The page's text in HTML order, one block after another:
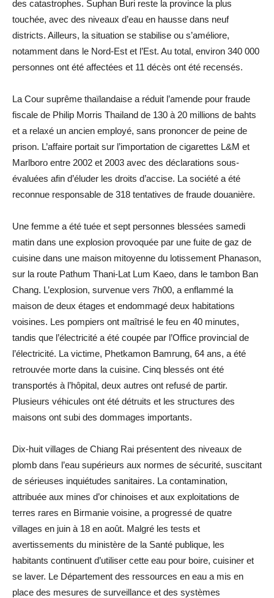
des catastrophes. Suphan Buri reste la province la plus
touchée, avec des niveaux d’eau en hausse dans neuf
districts. Ailleurs, la situation se stabilise ou s’améliore,
notamment dans le Nord-Est et l’Est. Au total, environ 340 000
personnes ont été affectées et 11 décès ont été recensés.
La Cour suprême thaïlandaise a réduit l’amende pour fraude
fiscale de Philip Morris Thailand de 130 à 20 millions de bahts
et a relaxé un ancien employé, sans prononcer de peine de
prison. L’affaire portait sur l’importation de cigarettes L&M et
Marlboro entre 2002 et 2003 avec des déclarations sous-
évaluées afin d’éluder les droits d’accise. La société a été
reconnue responsable de 318 tentatives de fraude douanière.
Une femme a été tuée et sept personnes blessées samedi
matin dans une explosion provoquée par une fuite de gaz de
cuisine dans une maison mitoyenne du lotissement Phanason,
sur la route Pathum Thani-Lat Lum Kaeo, dans le tambon Ban
Chang. L’explosion, survenue vers 7h00, a enflammé la
maison de deux étages et endommagé deux habitations
voisines. Les pompiers ont maîtrisé le feu en 40 minutes,
tandis que l’électricité a été coupée par l’Office provincial de
l’électricité. La victime, Phetkamon Bamrung, 64 ans, a été
retrouvée morte dans la cuisine. Cinq blessés ont été
transportés à l’hôpital, deux autres ont refusé de partir.
Plusieurs véhicules ont été détruits et les structures des
maisons ont subi des dommages importants.
Dix-huit villages de Chiang Rai présentent des niveaux de
plomb dans l’eau supérieurs aux normes de sécurité, suscitant
de sérieuses inquiétudes sanitaires. La contamination,
attribuée aux mines d’or chinoises et aux exploitations de
terres rares en Birmanie voisine, a progressé de quatre
villages en juin à 18 en août. Malgré les tests et
avertissements du ministère de la Santé publique, les
habitants continuent d’utiliser cette eau pour boire, cuisiner et
se laver. Le Département des ressources en eau a mis en
place des mesures de surveillance et des systèmes